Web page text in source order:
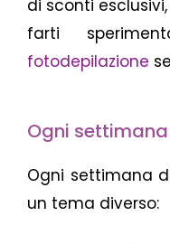
di sconti
farti
fotodepilazione
Ogni
Ogni settimana
un tema diverso: